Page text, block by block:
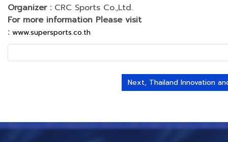
Organizer : CRC Sports Co.,Ltd.
For more information Please visit
: www.supersports.co.th
Next, Thailand Innovation